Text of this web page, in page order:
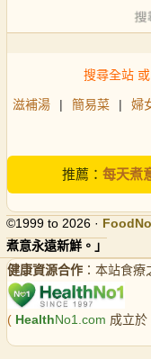
搜尋全站
滋補湯 | 簡易菜 | 婦
推薦： 每天煮
©1999 to 2026 ·
煮意永遠新鮮。」
健康資源合作 ：本站食
( HealthNo1.com 成立於